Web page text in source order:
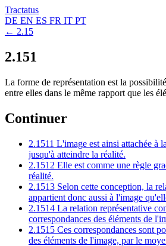
Tractatus
DE EN ES FR IT PT
← 2.15
2.151
La forme de représentation est la
entre elles dans le même rapport que les
Continuer
2.1511 L'image est ainsi attachée à
jusqu'à atteindre la réalité.
2.1512 Elle est comme une règle
réalité.
2.1513 Selon cette conception, la
appartient donc aussi à l'image
2.1514 La relation représentative
correspondances des éléments de
2.1515 Ces correspondances sont
des éléments de l'image, par le